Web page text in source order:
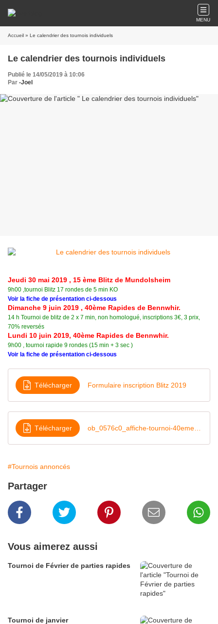
MENU
Accueil » Le calendrier des tournois individuels
Le calendrier des tournois individuels
Publié le 14/05/2019 à 10:06
Par -Joel
Jeudi 30 mai 2019 , 15 ème Blitz de Mundolsheim
9h00 ,tournoi Blitz 17 rondes de 5 min KO
Voir la fiche de présentation ci-dessous
Dimanche 9 juin 2019 , 40ème Rapides de Bennwhir.
14 h Tournoi de blitz de 2 x 7 min, non homologué, inscriptions 3€, 3 prix,
70% reversés
Lundi 10 juin 2019, 40ème Rapides de Bennwhir.
9h00 , tournoi rapide 9 rondes (15 min + 3 sec )
Voir la fiche de présentation ci-dessous
Télécharger Formulaire inscription Blitz 2019
Télécharger
#Tournois annoncés
Partager
Vous aimerez aussi
Tournoi de Février de parties rapides
Tournoi de janvier